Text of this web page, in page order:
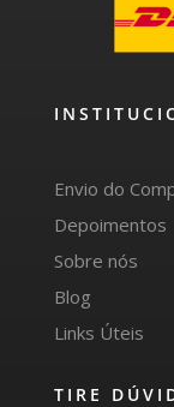
Envio do
Depoimentos
Sobre nós
Blog
Links Úteis
TIRE